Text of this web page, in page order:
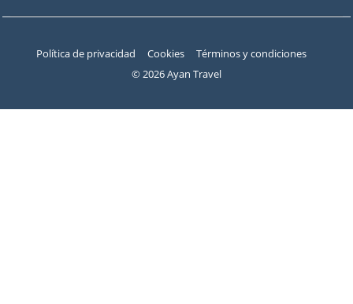
© 2026 Ayan Travel
Política de privacidad Cookies Términos y condiciones